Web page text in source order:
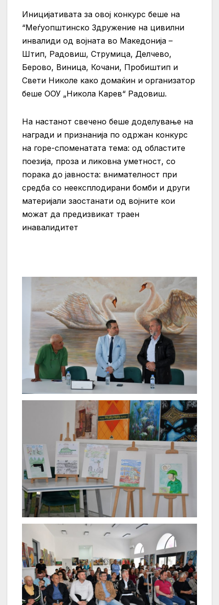
Иницијативата за овој конкурс беше на
“Меѓуопштинско Здружение на цивилни
инвалиди од војната во Македонија –
Штип, Радовиш, Струмица, Делчево,
Берово, Виница, Кочани, Пробиштип и
Свети Николе како домаќин и организатор
беше ООУ „Никола Карев“ Радовиш.
На настанот свечено беше доделување на
награди и признанија по одржан конкурс
на горе-споменатата тема: од областите
поезија, проза и ликовна уметност, со
порака до јавноста: внимателност при
средба со неексплодирани бомби и други
материјали заостанати од војните кои
можат да предизвикат траен
инавалидитет